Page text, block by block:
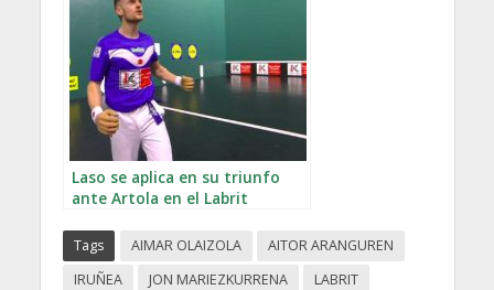
Laso se aplica en su triunfo
ante Artola en el Labrit
Tags AIMAR OLAIZOLA
AITOR ARANGUREN
IRUÑEA
JON MARIEZKURRENA
LABRIT